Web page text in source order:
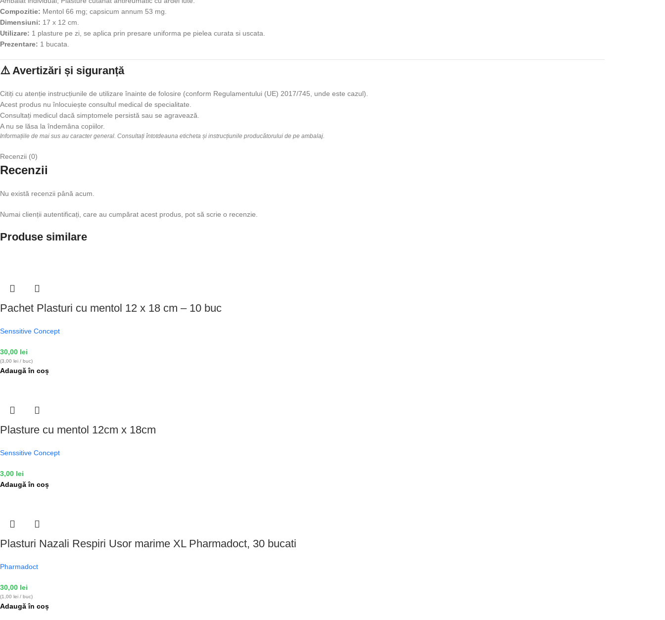
Compozitie: Mentol 66 mg; capsicum annum 53 mg.
Dimensiuni: 17 x 12 cm.
Utilizare: 1 plasture pe zi, se aplica prin presare uniforma pe pielea curata si uscata.
Prezentare: 1 bucata.
⚠️ Avertizări și siguranță
Citiți cu atenție instrucțiunile de utilizare înainte de folosire (conform Regulamentului (UE) 2017/745, unde este cazul).
Acest produs nu înlocuiește consultul medical de specialitate.
Consultați medicul dacă simptomele persistă sau se agravează.
A nu se lăsa la îndemâna copiilor.
Informațiile de mai sus au caracter general. Consultați întotdeauna eticheta și instrucțiunile producătorului de pe ambalaj.
Recenzii (0)
Recenzii
Nu există recenzii până acum.
Numai clienții autentificați, care au cumpărat acest produs, pot să scrie o recenzie.
Produse similare
Pachet Plasturi cu mentol 12 x 18 cm – 10 buc
Senssitive Concept
30,00 lei
(3,00 lei / buc)
Adaugă în coș
Plasture cu mentol 12cm x 18cm
Senssitive Concept
3,00 lei
Adaugă în coș
Plasturi Nazali Respiri Usor marime XL Pharmadoct, 30 bucati
Pharmadoct
30,00 lei
(1,00 lei / buc)
Adaugă în coș